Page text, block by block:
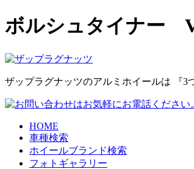
ボルシュタイナー
ザップラグナッツのアルミホイールは 『
HOME
車種検索
ホイールブランド検索
フォトギャラリー